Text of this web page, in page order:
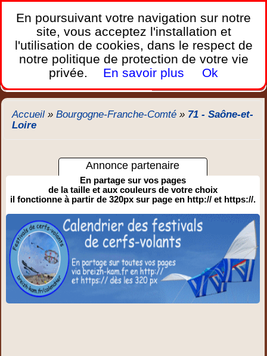
France Webcams,
Les webcams sur mobiles, portables et PC.
Home Bretagne Corse Plages Ports Montagnes
Trafic Chercher New
Accueil »Bourgogne-Franche-Comté » 71 - Saône-et-
Loire
Annonce partenaire
En partage sur vos pages
de la taille et aux couleurs de votre choix
il fonctionne à partir de 320px sur page en http:// et https://.
En poursuivant votre navigation sur notre
site, vous acceptez l'installation et
l'utilisation de cookies, dans le respect de
notre politique de protection de votre vie
privée.
En savoir plus Ok